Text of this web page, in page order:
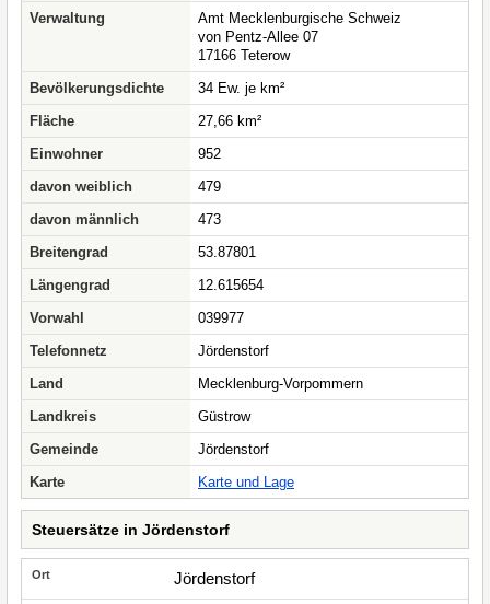
Verwaltung
Amt Mecklenburgische Schweiz
von Pentz-Allee 07
17166 Teterow
Bevölkerungsdichte
34 Ew. je km²
Fläche
27,66 km²
Einwohner
952
davon weiblich
479
davon männlich
473
Breitengrad
53.87801
Längengrad
12.615654
Vorwahl
039977
Telefonnetz
Jördenstorf
Land
Mecklenburg-Vorpommern
Landkreis
Güstrow
Gemeinde
Jördenstorf
Karte
Karte und Lage
Steuersätze in Jördenstorf
Jördenstorf